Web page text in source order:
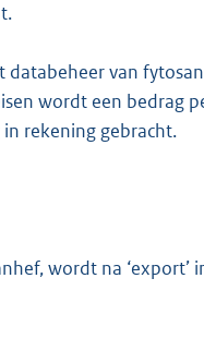
databeheer van
wordt een bedrag
rekening gebracht.
wordt na ‘export’